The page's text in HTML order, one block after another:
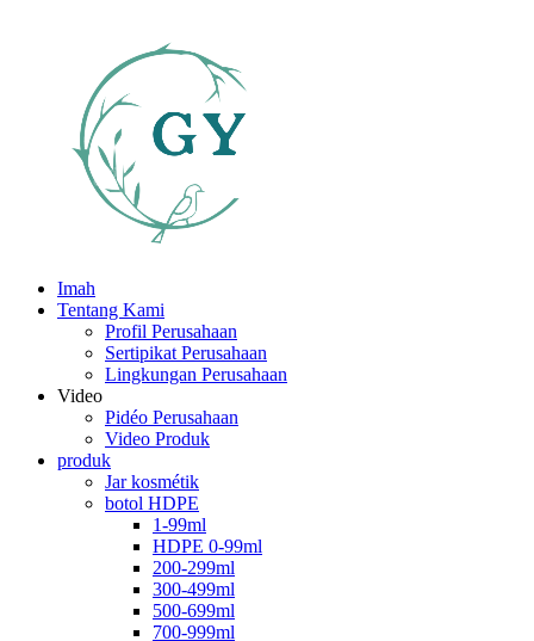
Imah
Tentang Kami
Profil Perusahaan
Sertipikat Perusahaan
Lingkungan Perusahaan
Video
Pidéo Perusahaan
Video Produk
produk
Jar kosmétik
botol HDPE
1-99ml
HDPE 0-99ml
200-299ml
300-499ml
500-699ml
700-999ml